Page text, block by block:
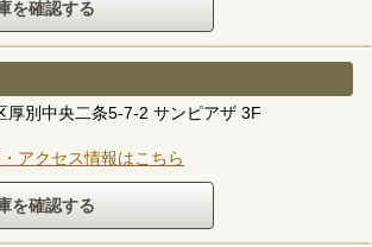
厚別中央二条5-7-2 サンピアザ 3F
アクセス情報はこちら